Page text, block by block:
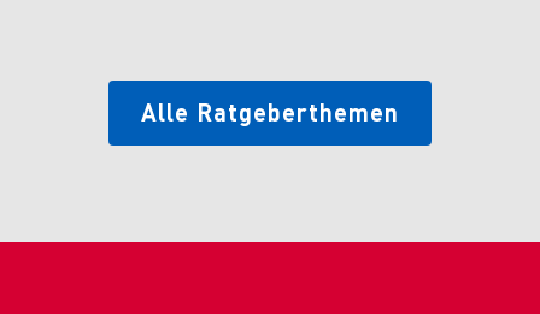
Alle Ratgeberthemen